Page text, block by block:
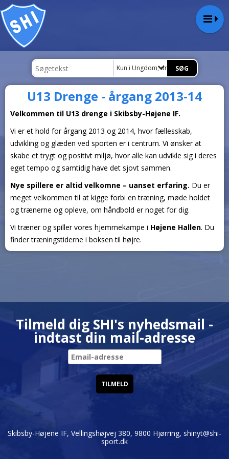
Kun i Ungdom, drenge
U13 Drenge - årgang 2013-14
Velkommen til U13 drenge i Skibsby-Højene IF.
Vi er et hold for årgang 2013 og 2014, hvor fællesskab,
udvikling og glæden ved sporten er i centrum. Vi ønsker at
skabe et trygt og positivt miljø, hvor alle kan udvikle sig i deres
eget tempo og samtidig have det sjovt sammen.
Nye spillere er altid velkomne – uanset erfaring. Du er
meget velkommen til at kigge forbi en træning, møde holdet
og trænerne og opleve, om håndbold er noget for dig.
Vi træner og spiller vores hjemmekampe i Højene Hallen. Du
finder træningstiderne i boksen til højre.
Tilmeld dig SHI's nyhedsmail -
indtast din mail-adresse
Skibsby-Højene IF, Vellingshøjvej 380, 9800 Hjørring, shinyt@shi-
sport.dk